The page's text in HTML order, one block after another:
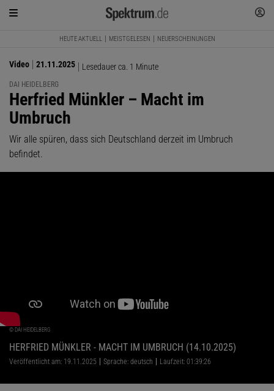
HEUTE AKTUELL MEISTGELESEN NEUERSCHEINUNGEN
Video 21.11.2025 Lesedauer ca. 1 Minute
DAI HEIDELBERG
:
Herfried Münkler – Macht im
Umbruch
Wir alle spüren, dass sich Deutschland derzeit im Umbruch
befindet.
© DAI HEIDELBERG
HERFRIED MÜNKLER - MACHT IM UMBRUCH (14.10.2025)
Veröffentlicht am: 19.11.2025 Sprache: deutsch Laufzeit: 01:39:26